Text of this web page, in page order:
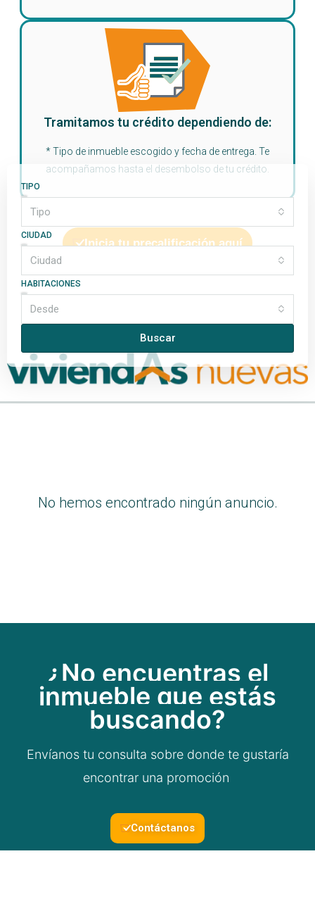
Tramitamos tu crédito dependiendo de:
* Tipo de inmueble escogido y fecha de entrega. Te
acompañamos hasta el desembolso de tu crédito.
Inicia tu precalificación aquí
TIPO
Tipo
CIUDAD
Ciudad
HABITACIONES
Desde
Buscar
No hemos encontrado ningún anuncio.
¿No encuentras el
inmueble que estás
buscando?
Envíanos tu consulta sobre donde te gustaría
encontrar una promoción
Contáctanos